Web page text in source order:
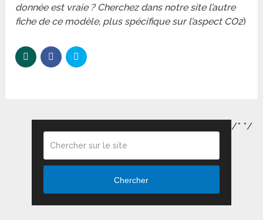
donnée est vraie ? Cherchez dans notre site l’autre
fiche de ce modèle, plus spécifique sur l’aspect CO2)
Chercher
/* */